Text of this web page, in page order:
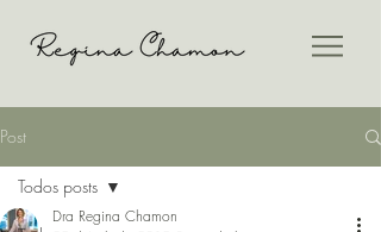
Post
Todos posts
Dra Regina Chamon